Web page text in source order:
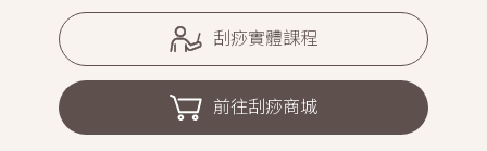
刮痧實體課程
前往刮痧商城